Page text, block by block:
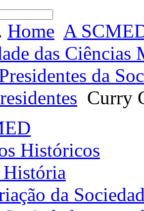
Home A
das Ciências
da
Curry
Históricos
da